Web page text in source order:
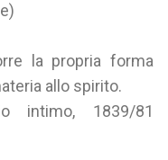
la propria forma
allo spirito.
intimo, 1839/81